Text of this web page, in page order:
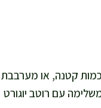
קטנה, או מערבבת
עם רוטב יוגורט